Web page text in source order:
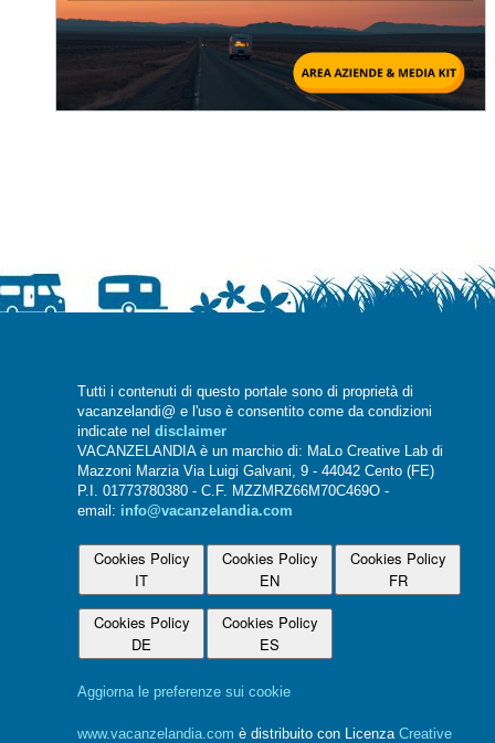
Tutti i contenuti di questo portale sono di proprietà di
vacanzelandi@ e l'uso è consentito come da condizioni
indicate nel disclaimer
VACANZELANDIA è un marchio di: MaLo Creative Lab di
Mazzoni Marzia Via Luigi Galvani, 9 - 44042 Cento (FE)
P.I. 01773780380 - C.F. MZZMRZ66M70C469O -
email: info@vacanzelandia.com
Cookies Policy
IT
Cookies Policy
EN
Cookies Policy
FR
Cookies Policy
DE
Cookies Policy
ES
Aggiorna le preferenze sui cookie
www.vacanzelandia.com è distribuito con Licenza Creative